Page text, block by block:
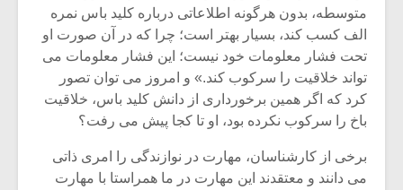
متوسطه، بدون هرگونه اطلاعاتى درباره کلید باس نمره
الف کسب کند، بسیار بهتر است؛ چرا که در آن صورت او
تحت فشار معلومات خود نیست؛ این فشار معلومات مى
تواند خلاقیت را سرکوب کند.» و امروز مى توان تصور
کرد که اگر همین برخوردارى از دانش کلید باس، خلاقیت
باخ را سرکوب نکرده بود، او تا کجا پیش مى رفت؟
برخى از کارشناسان، مهارت در نوازندگى را امرى ذاتى
مى دانند و معتقدند این مهارت در ما همراستا با مهارت